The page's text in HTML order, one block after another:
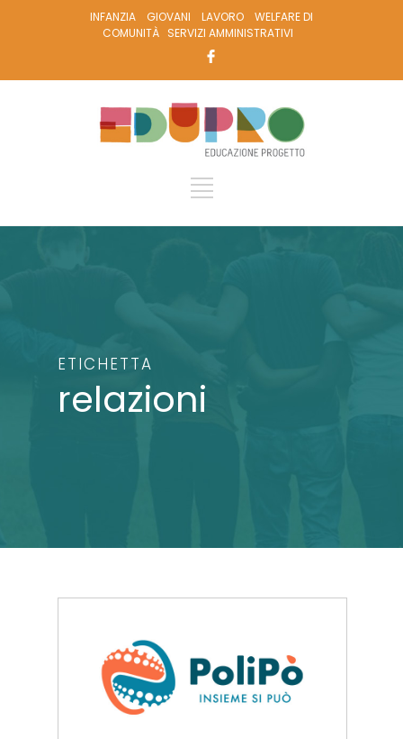
INFANZIA GIOVANI LAVORO
WELFARE DI
COMUNITÀ
SERVIZI AMMINISTRATIVI
ETICHETTA
relazioni